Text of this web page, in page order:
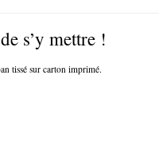
s’y mettre !
tissé sur carton imprimé.